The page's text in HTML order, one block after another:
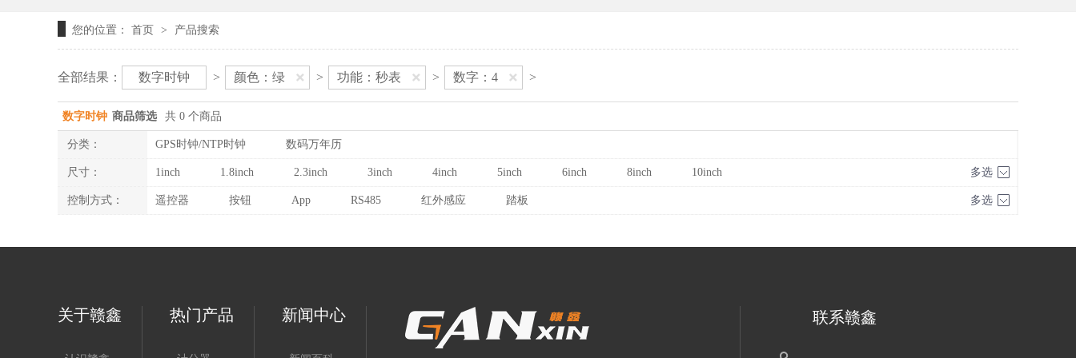
您的位置： 首页 > 产品搜索
全部结果： 数字时钟 > 颜色：绿 > 功能：秒表 > 数字：4 >
数字时钟 商品筛选 共 0 个商品
分类： GPS时钟/NTP时钟 数码万年历
尺寸： 1inch 1.8inch 2.3inch 3inch 4inch 5inch 6inch 8inch 10inch 多选
控制方式： 遥控器 按钮 App RS485 红外感应 踏板 多选
关于赣鑫 热门产品 新闻中心 联系赣鑫